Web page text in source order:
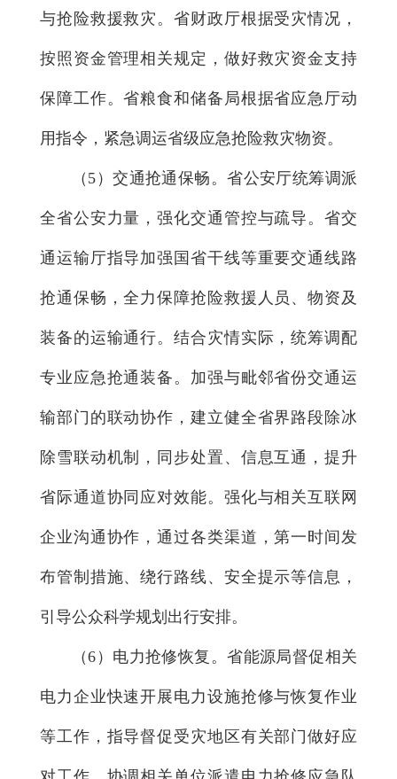
与抢险救援救灾。省财政厅根据受灾情况，
按照资金管理相关规定，做好救灾资金支持
保障工作。省粮食和储备局根据省应急厅动
用指令，紧急调运省级应急抢险救灾物资。
（5）交通抢通保畅。省公安厅统筹调派
全省公安力量，强化交通管控与疏导。省交
通运输厅指导加强国省干线等重要交通线路
抢通保畅，全力保障抢险救援人员、物资及
装备的运输通行。结合灾情实际，统筹调配
专业应急抢通装备。加强与毗邻省份交通运
输部门的联动协作，建立健全省界路段除冰
除雪联动机制，同步处置、信息互通，提升
省际通道协同应对效能。强化与相关互联网
企业沟通协作，通过各类渠道，第一时间发
布管制措施、绕行路线、安全提示等信息，
引导公众科学规划出行安排。
（6）电力抢修恢复。省能源局督促相关
电力企业快速开展电力设施抢修与恢复作业
等工作，指导督促受灾地区有关部门做好应